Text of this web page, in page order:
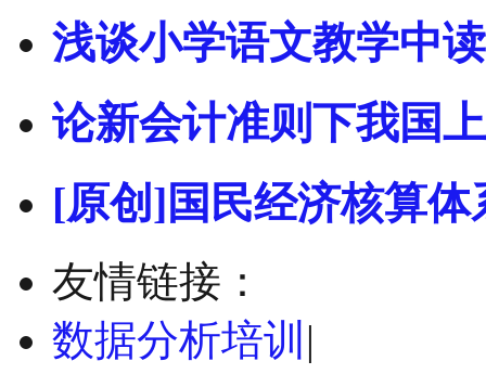
浅谈小学语文教学中
论新会计准则下我国
[原创]国民经济核算体
友情链接：
数据分析培训 |